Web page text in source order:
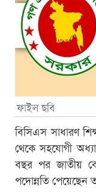
ফাইল ছবি
বিসিএস সাধারণ
থেকে সহযোগী
বছর পর জাতীয়
পদোন্নতি পেয়েছেন